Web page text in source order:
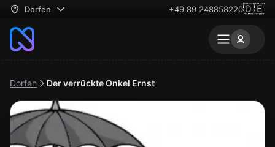
Dorfen +49 89 248858220🇩🇪
Dorfen Der verrückte Onkel Ernst